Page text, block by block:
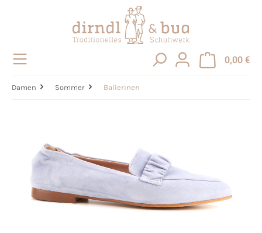
0,00 €
Damen Sommer Ballerinen